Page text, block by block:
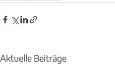
Aktuelle Beiträge